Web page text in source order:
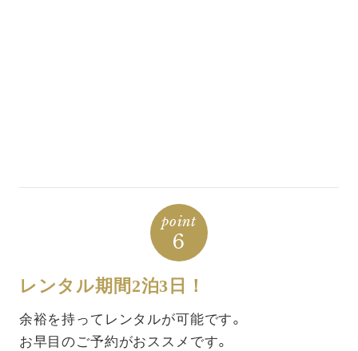
point
6
レンタル期間2泊3日！
余裕を持ってレンタルが可能です。
お早目のご予約がおススメです。